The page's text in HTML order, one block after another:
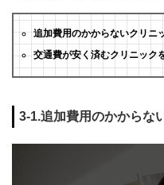
追加費用のかからないクリニ
交通費が安く済むクリニック
3-1.追加費用のかからな